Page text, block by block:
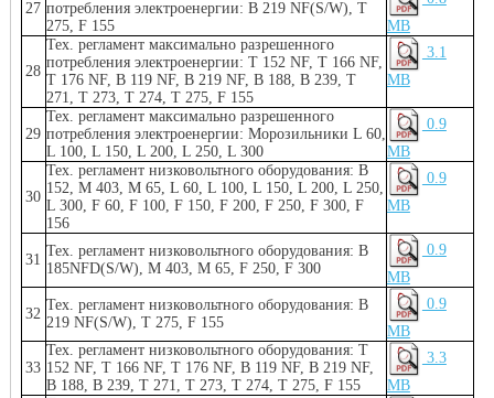
27 потребления электроенергии: B 219 NF(S/W), T
275, F 155
MB
28
Тех. регламент максимально разрешенного
потребления электроенергии: T 152 NF, T 166 NF,
T 176 NF, B 119 NF, B 219 NF, B 188, B 239, T
271, T 273, T 274, T 275, F 155
3.1
MB
29
Тех. регламент максимально разрешенного
потребления электроенергии: Морозильники L 60,
L 100, L 150, L 200, L 250, L 300
0.9
MB
30
Тех. регламент низковольтного оборудования: B
152, M 403, M 65, L 60, L 100, L 150, L 200, L 250,
L 300, F 60, F 100, F 150, F 200, F 250, F 300, F
156
0.9
MB
31
Тех. регламент низковольтного оборудования: B
185NFD(S/W), M 403, M 65, F 250, F 300
0.9
MB
32
Тех. регламент низковольтного оборудования: B
219 NF(S/W), T 275, F 155
0.9
MB
33
Тех. регламент низковольтного оборудования: T
152 NF, T 166 NF, T 176 NF, B 119 NF, B 219 NF,
B 188, B 239, T 271, T 273, T 274, T 275, F 155
3.3
MB